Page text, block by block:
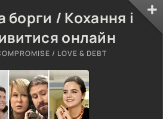
борги / Кохання і
онлайн
/ LOVE & DEBT